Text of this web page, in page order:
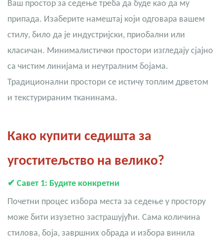
Ваш простор за седење треба да буде као да му
припада. Изаберите намештај који одговара вашем
стилу, било да је индустријски, приобални или
класичан. Минималистички простори изгледају сјајно
са чистим линијама и неутралним бојама.
Традиционални простори се истичу топлим дрветом
и текстурираним тканинама.
Како купити седишта за
угоститељство на велико?
✔ Савет 1: Будите конкретни
Почетни процес избора места за седење у простору
може бити изузетно застрашујући. Сама количина
стилова, боја, завршних обрада и избора винила